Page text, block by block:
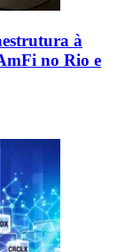
à
no Rio e